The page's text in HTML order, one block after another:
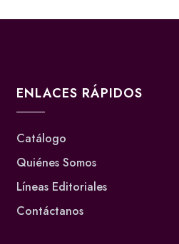
ENLACES RÁPIDOS
Catálogo
Quiénes Somos
Líneas Editoriales
Contáctanos